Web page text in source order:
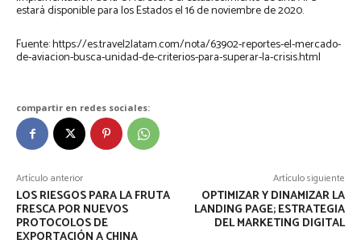
estará disponible para los Estados el 16 de noviembre de 2020.
Fuente: https://es.travel2latam.com/nota/63902-reportes-el-mercado-
de-aviacion-busca-unidad-de-criterios-para-superar-la-crisis.html
compartir en redes sociales:
Artículo anterior
LOS RIESGOS PARA LA FRUTA
FRESCA POR NUEVOS
PROTOCOLOS DE
EXPORTACIÓN A CHINA
Artículo siguiente
OPTIMIZAR Y DINAMIZAR LA
LANDING PAGE; ESTRATEGIA
DEL MARKETING DIGITAL